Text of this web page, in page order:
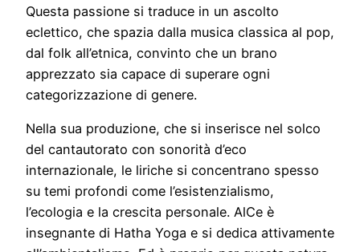
Questa passione si traduce in un ascolto
eclettico, che spazia dalla musica classica al pop,
dal folk all’etnica, convinto che un brano
apprezzato sia capace di superare ogni
categorizzazione di genere.
Nella sua produzione, che si inserisce nel solco
del cantautorato con sonorità d’eco
internazionale, le liriche si concentrano spesso
su temi profondi come l’esistenzialismo,
l’ecologia e la crescita personale. AlCe è
insegnante di Hatha Yoga e si dedica attivamente